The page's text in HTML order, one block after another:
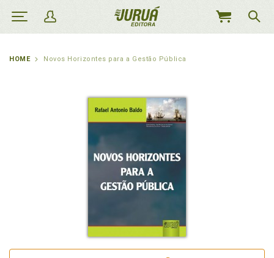
MEU
HOME Novos Horizontes para a Gestão Pública